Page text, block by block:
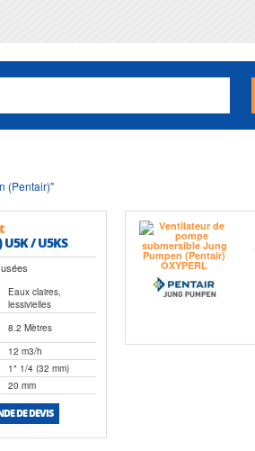
(Pentair)"
/ U5KS
Eaux claires,
lessivielles
8.2 Mètres
12 m3/h
1" 1/4 (32 mm)
20 mm
DE DEVIS